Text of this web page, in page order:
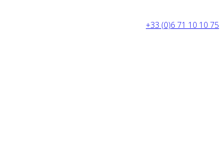
+33 (0)6 71 10 10 75